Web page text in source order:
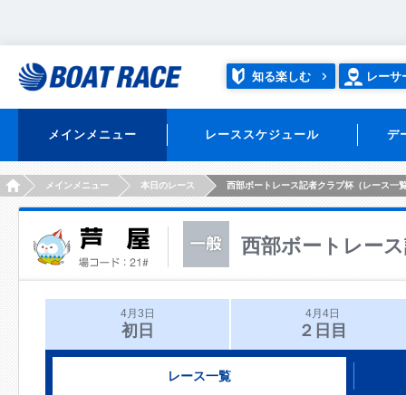
知る楽しむ レーサ
メインメニュー レーススケジュール デ
HOMEメインメニュー 本日のレース 西部ボートレース記者クラブ杯（レース一
西部ボートレー
4月3日
初日
4月4日
２日目
レース一覧